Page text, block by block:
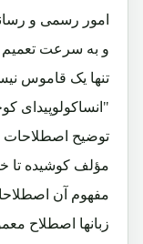
امور رسمی و
و به سرعت تعمیم
تنها یک قاموس
"انساکولوپیدای
توضیح اصطلاحات
مؤلف کوشیده تا
مفهوم آن
زبانها اصطلاح